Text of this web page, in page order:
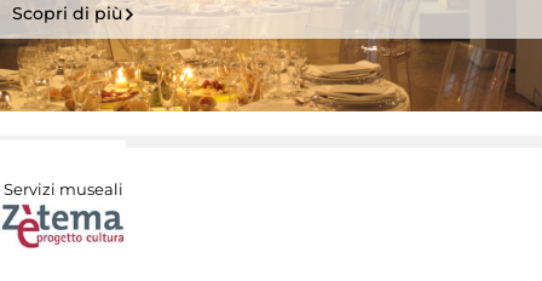
Scopri di più
Servizi museali